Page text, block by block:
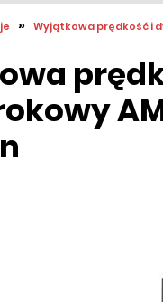
» Wyjątkowa prędkość i